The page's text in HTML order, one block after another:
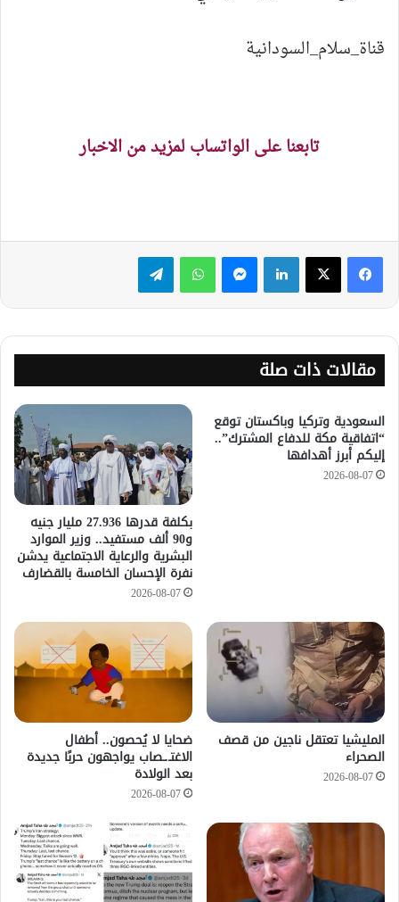
قناة_سلام_السودانية
تابعنا على الواتساب لمزيد من الاخبار
لينكدإن ماسنجر واتساب تيلقرام
مقالات ذات صلة
السعودية وتركيا وباكستان توقع
“اتفاقية مكة للدفاع المشترك”..
إليكم أبرز أهدافها
2026-08-07
​بكلفة قدرها 27.936 مليار جنيه
و90 ألف مستفيد.. وزير الموارد
البشرية والرعاية الاجتماعية يدشن
نفرة الإحسان الخامسة بالقضارف
2026-08-07
المليشيا تعتقل ناجين من قصف
الصحراء
2026-08-07
ضحايا لا يُحصون.. أطفال
الاغتـ.ـصاب يواجهون حربًا جديدة
بعد الولادة
2026-08-07